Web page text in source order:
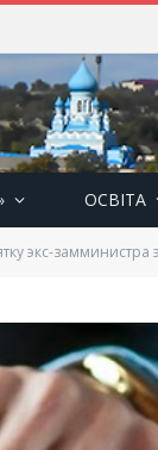
ОСВІТА
экс-